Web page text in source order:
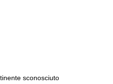
sconosciuto